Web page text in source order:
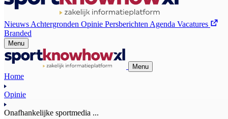
Nieuws Achtergronden Opinie Persberichten Agenda Vacatures
Branded
Menu
Menu
Home
Opinie
Onafhankelijke sportmedia ...